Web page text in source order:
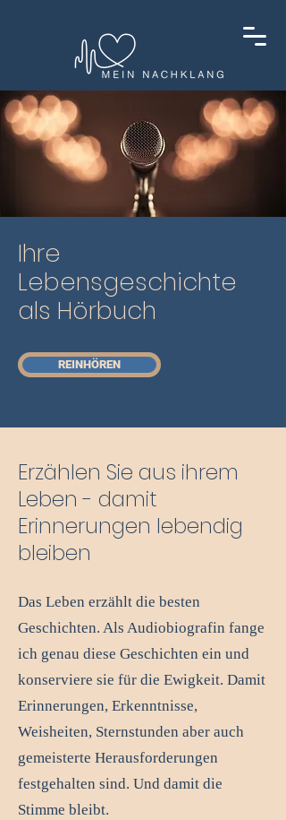
Ihre
Lebensgeschichte
als Hörbuch
REINHÖREN
Erzählen Sie aus ihrem
Leben - damit
Erinnerungen lebendig
bleiben
Das Leben erzählt die besten
Geschichten. Als Audiobiografin fange
ich genau diese Geschichten ein und
konserviere sie für die Ewigkeit. Damit
Erinnerungen, Erkenntnisse,
Weisheiten, Sternstunden aber auch
gemeisterte Herausforderungen
festgehalten sind. Und damit die
Stimme bleibt.